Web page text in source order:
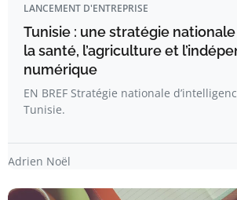
LANCEMENT D'ENTREPRISE
Tunisie : une stratégie nationale
la santé, l’agriculture et
numérique
EN BREF Stratégie nationale
Tunisie.
Adrien Noël